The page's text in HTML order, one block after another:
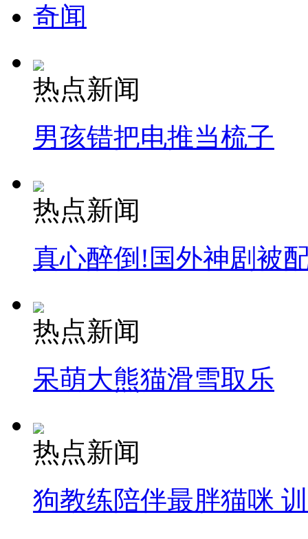
奇闻
热点新闻
男孩错把电推当梳子
热点新闻
真心醉倒!国外神剧被
热点新闻
呆萌大熊猫滑雪取乐
热点新闻
狗教练陪伴最胖猫咪